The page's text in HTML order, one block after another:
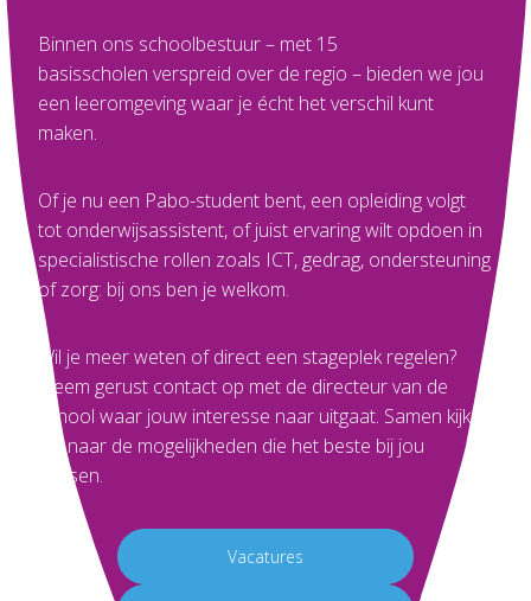
Binnen ons schoolbestuur – met 15
basisscholen verspreid over de regio – bieden we jou
een leeromgeving waar je écht het verschil kunt
maken.
Of je nu een Pabo-student bent, een opleiding volgt
tot onderwijsassistent, of juist ervaring wilt opdoen in
specialistische rollen zoals ICT, gedrag, ondersteuning
of zorg: bij ons ben je welkom.
Wil je meer weten of direct een stageplek regelen?
Neem gerust contact op met de directeurvan de
school waar jouw interesse naar uitgaat. Samen kijken
we naar de mogelijkheden die het beste bij jou
passen.
Vacatures